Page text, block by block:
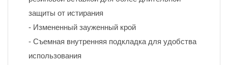
защиты от истирания
- Измененный зауженный крой
- Съемная внутренняя подкладка для удобства
использования